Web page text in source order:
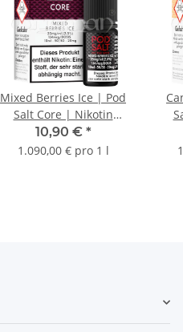
Mixed Berries Ice | Pod
Salt Core | Nikotin
11mg/ml | Liquid | 10ml
10,90 € *
1.090,00 € pro 1 l